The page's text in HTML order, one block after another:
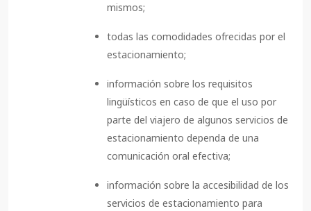
mismos;
todas las comodidades ofrecidas por el
estacionamiento;
información sobre los requisitos
lingüísticos en caso de que el uso por
parte del viajero de algunos servicios de
estacionamiento dependa de una
comunicación oral efectiva;
información sobre la accesibilidad de los
servicios de estacionamiento para